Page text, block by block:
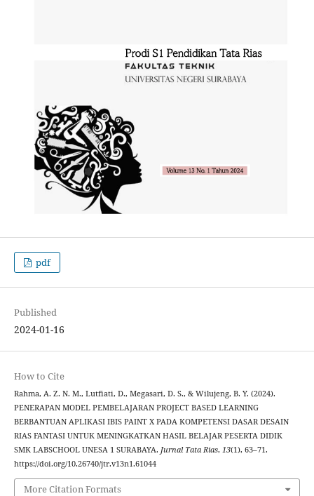
pdf
Published
2024-01-16
How to Cite
Rahma, A. Z. N. M., Lutfiati, D., Megasari, D. S., & Wilujeng, B. Y. (2024).
PENERAPAN MODEL PEMBELAJARAN PROJECT BASED LEARNING
BERBANTUAN APLIKASI IBIS PAINT X PADA KOMPETENSI DASAR DESAIN
RIAS FANTASI UNTUK MENINGKATKAN HASIL BELAJAR PESERTA DIDIK
SMK LABSCHOOL UNESA 1 SURABAYA. Jurnal Tata Rias, 13(1), 63–71.
https://doi.org/10.26740/jtr.v13n1.61044
More Citation Formats